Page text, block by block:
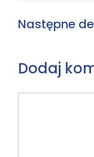
Następne
Dodaj